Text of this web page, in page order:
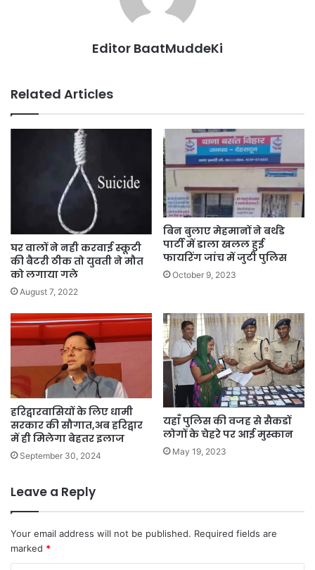
Editor BaatMuddeKi
Related Articles
घर वालों ने नही करवाई स्कूटी
की बैटरी ठीक तो युवती ने मौत
को लगाया गले
August 7, 2022
बिन बुलाए मेहमानों ने बर्थडे
पार्टी में डाला खलल हुई
फायरिंग जांच में जुटी पुलिस
October 9, 2023
हरिद्वारवासियों के लिए धामी
सरकार की सौगात,अब हरिद्वार
में ही मिलेगा बेहतर इलाज
September 30, 2024
यहाँ पुलिस की वजह से सैकडों
लोगों के चेहरे पर आई मुस्कान
May 19, 2023
Leave a Reply
Your email address will not be published. Required fields are
marked *